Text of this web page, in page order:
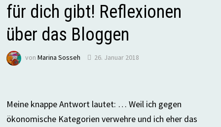
für dich gibt! Reflexionen
über das Bloggen
von Marina Sosseh 26. Januar 2018
Meine knappe Antwort lautet: … Weil ich gegen
ökonomische Kategorien verwehre und ich eher das